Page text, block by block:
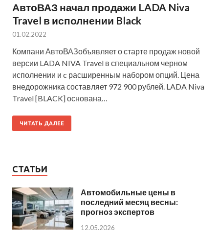
АвтоВАЗ начал продажи LADA Niva
Travel в исполнении Black
01.02.2022
Компани АвтоВАЗобъявляет о старте продаж новой
версии LADA NIVA Travel в специальном черном
исполнении и c расширенным набором опций. Цена
внедорожника составляет 972 900 рублей. LADA Niva
Travel [BLACK] основана…
ЧИТАТЬ ДАЛЕЕ
СТАТЬИ
Автомобильные цены в
последний месяц весны:
прогноз экспертов
12.05.2026